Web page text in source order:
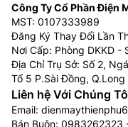
Công Ty Cổ Phần Điện
MST: 0107333989
Đăng Ký Thay Đổi Lần
Nơi Cấp: Phòng DKKD -
Địa Chỉ Trụ Sở: Số 2,
Tổ 5 P.Sài Đồng,
Liên hệ Với Chúng
Email:
Bán Buôn: 0983262323